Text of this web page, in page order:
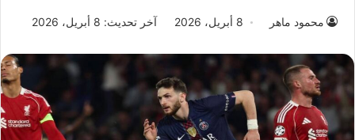
محمود ماهر 8 أبريل، 2026 آخر تحديث: 8 أبريل، 2026